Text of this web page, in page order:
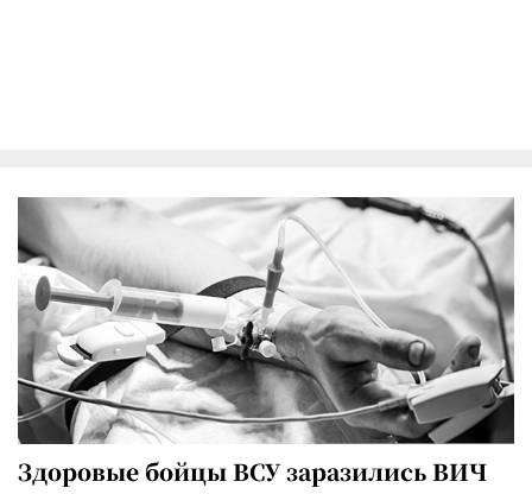
Здоровые бойцы ВСУ заразились ВИЧ